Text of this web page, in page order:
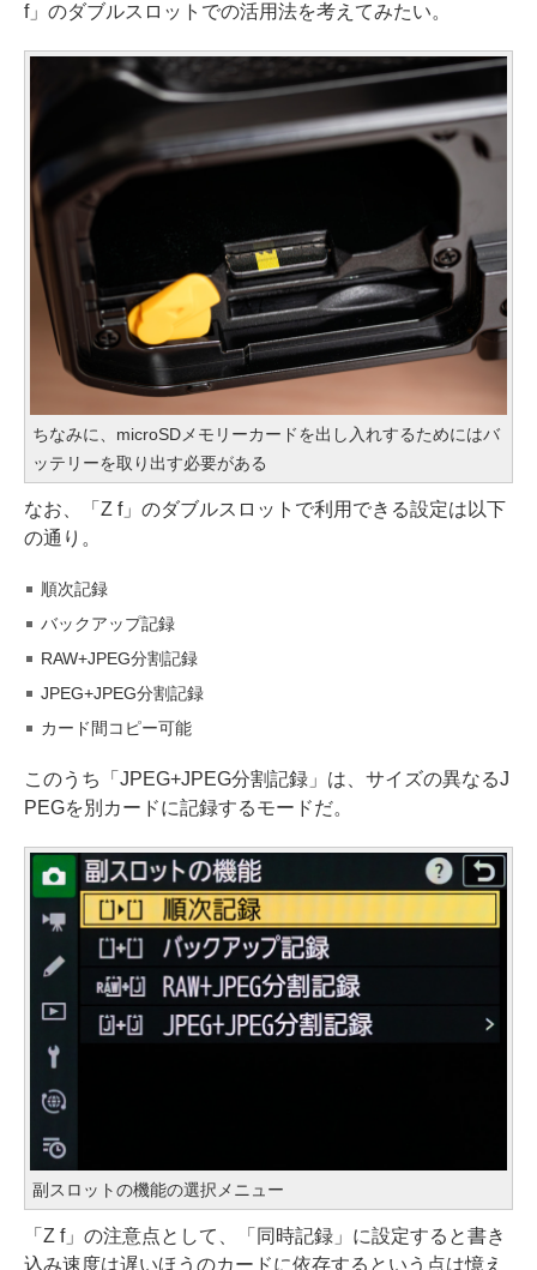
f」のダブルスロットでの活用法を考えてみたい。
ちなみに、microSDメモリーカードを出し入れするためにはバ
ッテリーを取り出す必要がある
なお、「Z f」のダブルスロットで利用できる設定は以下
の通り。
順次記録
バックアップ記録
RAW+JPEG分割記録
JPEG+JPEG分割記録
カード間コピー可能
このうち「JPEG+JPEG分割記録」は、サイズの異なるJ
PEGを別カードに記録するモードだ。
副スロットの機能の選択メニュー
「Z f」の注意点として、「同時記録」に設定すると書き
込み速度は遅いほうのカードに依存するという点は憶え